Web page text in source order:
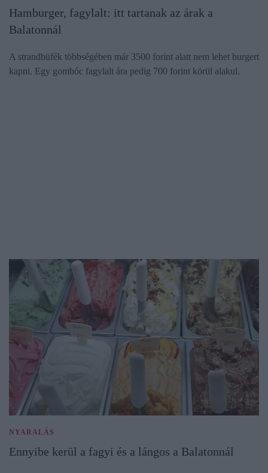
Hamburger, fagylalt: itt tartanak az árak a
Balatonnál
A strandbüfék többségében már 3500 forint alatt nem lehet burgert
kapni. Egy gombóc fagylalt ára pedig 700 forint körül alakul.
NYARALÁS
Ennyibe kerül a fagyi és a lángos a Balatonnál